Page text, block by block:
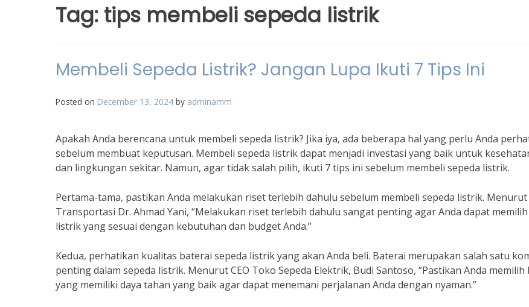
Tag: tips membeli sepeda listrik
Membeli Sepeda Listrik? Jangan Lupa Ikuti 7 Tips Ini
Posted on December 13, 2024 by adminamm
Apakah Anda berencana untuk membeli sepeda listrik? Jika iya, ada beberapa hal yang perlu Anda
sebelum membuat keputusan. Membeli sepeda listrik dapat menjadi investasi yang baik untuk
dan lingkungan sekitar. Namun, agar tidak salah pilih, ikuti 7 tips ini sebelum membeli sepeda listrik.
Pertama-tama, pastikan Anda melakukan riset terlebih dahulu sebelum membeli sepeda listrik.
Transportasi Dr. Ahmad Yani, “Melakukan riset terlebih dahulu sangat penting agar Anda dapat memilih
listrik yang sesuai dengan kebutuhan dan budget Anda.”
Kedua, perhatikan kualitas baterai sepeda listrik yang akan Anda beli. Baterai merupakan salah satu
penting dalam sepeda listrik. Menurut CEO Toko Sepeda Elektrik, Budi Santoso, “Pastikan Anda memilih
yang memiliki daya tahan yang baik agar dapat menemani perjalanan Anda dengan nyaman.”